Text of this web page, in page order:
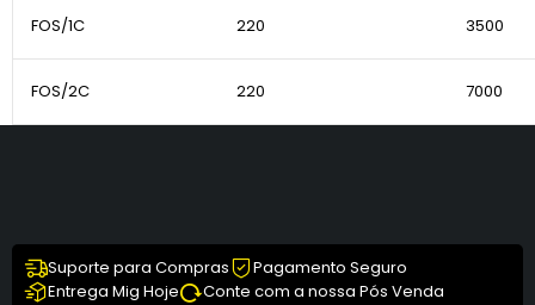
FOS/1C 220 3500
FOS/2C 220 7000
Suporte para Compras
Pagamento Seguro
Entrega Mig Hoje
Conte com a nossa Pós Venda